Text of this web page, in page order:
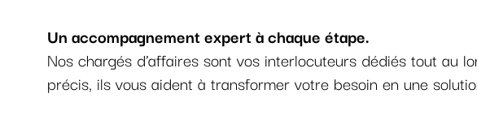
Un accompagnement expert à chaque étape.
Nos chargés d’affaires sont vos interlocuteurs dédiés tout au
précis, ils vous aident à transformer votre besoin en une